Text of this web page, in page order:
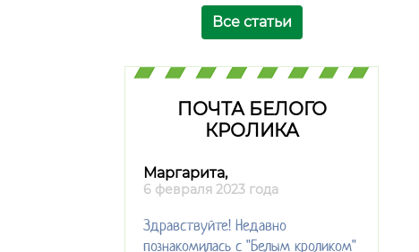
Все статьи
ПОЧТА БЕЛОГО
КРОЛИКА
Маргарита,
6 февраля 2023 года
Здравствуйте! Недавно
познакомилась с "Белым кроликом"